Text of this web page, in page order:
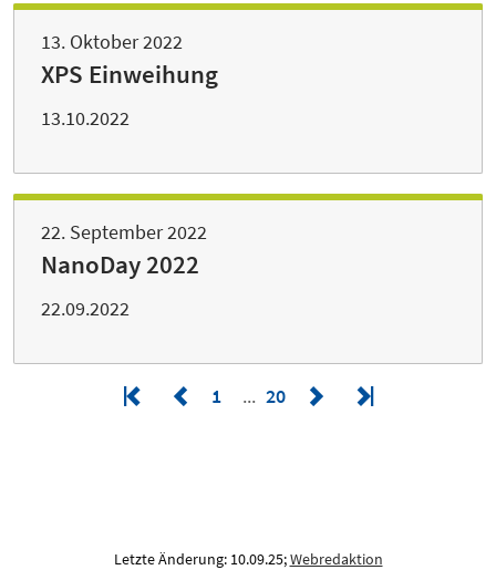
13. Oktober 2022
XPS Einweihung
13.10.2022
22. September 2022
NanoDay 2022
22.09.2022
1 20
Letzte Änderung: 10.09.25;Webredaktion